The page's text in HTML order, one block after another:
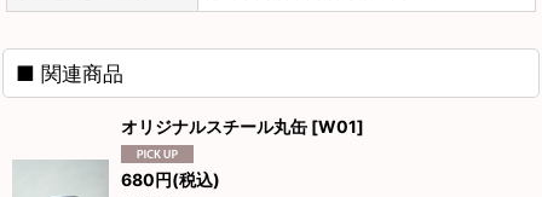
■ 関連商品
オリジナルスチール丸缶 [W01]
680円(税込)